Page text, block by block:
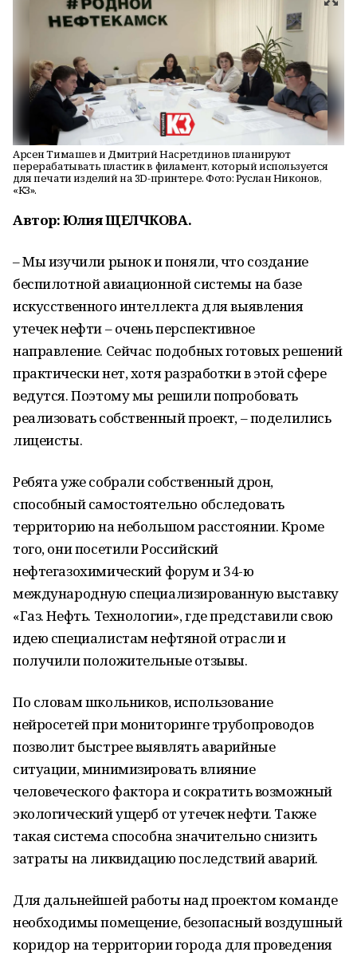
Арсен Тимашев и Дмитрий Насретдинов планируют
перерабатывать пластик в филамент, который используется
для печати изделий на 3D-принтере. Фото: Руслан Никонов,
«КЗ».
Автор: Юлия ЩЕЛЧКОВА.
– Мы изучили рынок и поняли, что создание
беспилотной авиационной системы на базе
искусственного интеллекта для выявления
утечек нефти – очень перспективное
направление. Сейчас подобных готовых решений
практически нет, хотя разработки в этой сфере
ведутся. Поэтому мы решили попробовать
реализовать собственный проект, – поделились
лицеисты.
Ребята уже собрали собственный дрон,
способный самостоятельно обследовать
территорию на небольшом расстоянии. Кроме
того, они посетили Российский
нефтегазохимический форум и 34-ю
международную специализированную выставку
«Газ. Нефть. Технологии», где представили свою
идею специалистам нефтяной отрасли и
получили положительные отзывы.
По словам школьников, использование
нейросетей при мониторинге трубопроводов
позволит быстрее выявлять аварийные
ситуации, минимизировать влияние
человеческого фактора и сократить возможный
экологический ущерб от утечек нефти. Также
такая система способна значительно снизить
затраты на ликвидацию последствий аварий.
Для дальнейшей работы над проектом команде
необходимы помещение, безопасный воздушный
коридор на территории города для проведения